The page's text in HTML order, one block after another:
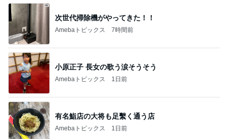
次世代掃除機がやってきた！！
Amebaトピックス 7時間前
小原正子 長女の歌う涙そうそう
Amebaトピックス 1日前
有名鮨店の大将も足繫く通う店
Amebaトピックス 1日前